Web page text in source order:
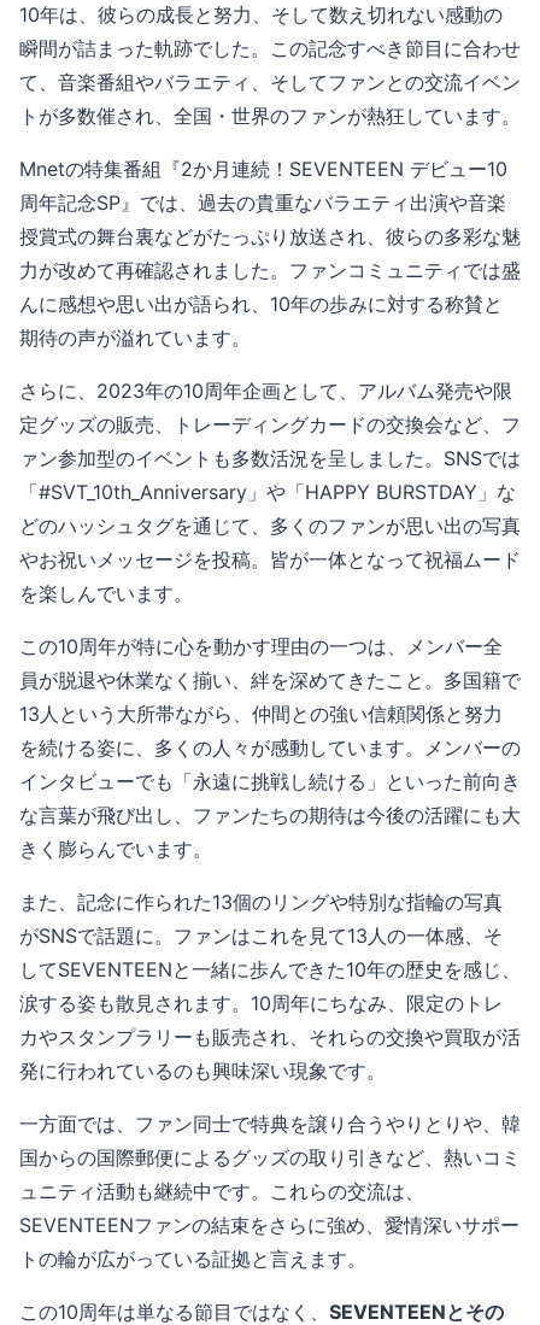
10年は、彼らの成長と努力、そして数え切れない感動の
瞬間が詰まった軌跡でした。この記念すべき節目に合わせ
て、音楽番組やバラエティ、そしてファンとの交流イベン
トが多数催され、全国・世界のファンが熱狂しています。
Mnetの特集番組『2か月連続！SEVENTEEN デビュー10
周年記念SP』では、過去の貴重なバラエティ出演や音楽
授賞式の舞台裏などがたっぷり放送され、彼らの多彩な魅
力が改めて再確認されました。ファンコミュニティでは盛
んに感想や思い出が語られ、10年の歩みに対する称賛と
期待の声が溢れています。
さらに、2023年の10周年企画として、アルバム発売や限
定グッズの販売、トレーディングカードの交換会など、フ
ァン参加型のイベントも多数活況を呈しました。SNSでは
「#SVT_10th_Anniversary」や「HAPPY BURSTDAY」な
どのハッシュタグを通じて、多くのファンが思い出の写真
やお祝いメッセージを投稿。皆が一体となって祝福ムード
を楽しんでいます。
この10周年が特に心を動かす理由の一つは、メンバー全
員が脱退や休業なく揃い、絆を深めてきたこと。多国籍で
13人という大所帯ながら、仲間との強い信頼関係と努力
を続ける姿に、多くの人々が感動しています。メンバーの
インタビューでも「永遠に挑戦し続ける」といった前向き
な言葉が飛び出し、ファンたちの期待は今後の活躍にも大
きく膨らんでいます。
また、記念に作られた13個のリングや特別な指輪の写真
がSNSで話題に。ファンはこれを見て13人の一体感、そ
してSEVENTEENと一緒に歩んできた10年の歴史を感じ、
涙する姿も散見されます。10周年にちなみ、限定のトレ
カやスタンプラリーも販売され、それらの交換や買取が活
発に行われているのも興味深い現象です。
一方面では、ファン同士で特典を譲り合うやりとりや、韓
国からの国際郵便によるグッズの取り引きなど、熱いコミ
ュニティ活動も継続中です。これらの交流は、
SEVENTEENファンの結束をさらに強め、愛情深いサポー
トの輪が広がっている証拠と言えます。
この10周年は単なる節目ではなく、 SEVENTEENとその